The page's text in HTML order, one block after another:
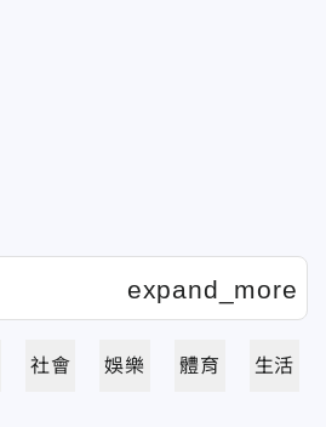
社會 娛樂 體育 生活